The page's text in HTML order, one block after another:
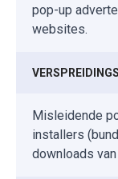
pop-up
websites.
Misleidende
installers
downloads